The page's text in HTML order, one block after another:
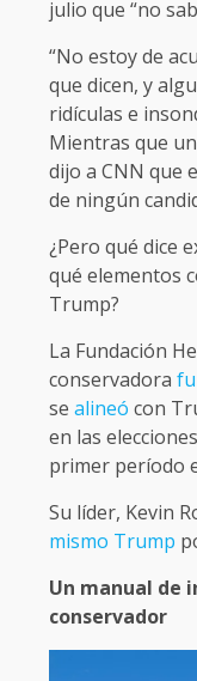
julio que “no
“No estoy de
que dicen, y
ridículas e
Mientras que
dijo a CNN que
de ningún
¿Pero qué dice
qué elementos
Trump?
La Fundación
conservadora
se alineó con
en las
primer período
Su líder, Kevin
mismo Trump
Un manual de
conservador